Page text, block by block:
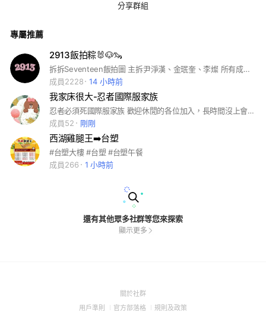
分享群組
專屬推薦
2913飯拍粽🐰🐶🦦
拆拆Seventeen飯拍圖 主拆尹淨漢、金珉奎、李燦 所有成員都可拆拆 #seventeen #淨漢 #珉奎 #李燦
成員2228
14 小時前
我家床很大-忍者國際服家族
忍者必須死國際服家族 歡迎休閒的各位加入，長時間沒上會踢人喔～
成員52
剛剛
西湖雞腿王➡️台塑
#台塑大樓 #台塑 #台塑午餐
成員266
1 小時前
還有其他眾多社群等您來探索
顯示更多
關於社群(Open
用戶準則 (Open
官方部落格 (Open
規則及政策(Open